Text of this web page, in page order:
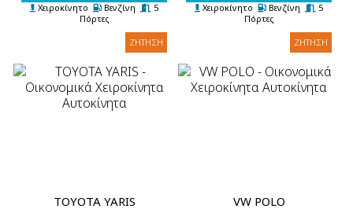
Χειροκίνητο Βενζίνη
5
Πόρτες
ΖΉΤΗΣΗ
Χειροκίνητο Βενζίνη
5
Πόρτες
ΖΉΤΗΣΗ
TOYOTA YARIS VW POLO